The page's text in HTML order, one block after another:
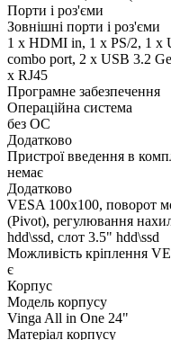
Порти і роз'єми
Зовнішні порти і роз'єми
1 x HDMI in, 1 x PS/2, 1 x
combo port, 2 x USB 3.2
x RJ45
Програмне забезпечення
Операційна система
без ОС
Додатково
Пристрої введення в
немає
Додатково
VESA 100x100, поворот
(Pivot), регулювання
hdd\ssd, слот 3.5" hdd\ssd
Можливість кріплення
є
Корпус
Модель корпусу
Vinga All in One 24"
Матеріал корпусу